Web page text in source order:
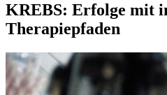
KREBS: Erfolge mit
Therapiepfaden